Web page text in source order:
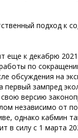
подход к
еще к декабрю
по
обсуждения на
зампред
версию
независимо от
однако кабмин
в силу с 1 марта